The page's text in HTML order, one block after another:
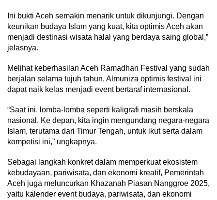
Ini bukti Aceh semakin menarik untuk dikunjungi. Dengan
keunikan budaya Islam yang kuat, kita optimis Aceh akan
menjadi destinasi wisata halal yang berdaya saing global,”
jelasnya.
Melihat keberhasilan Aceh Ramadhan Festival yang sudah
berjalan selama tujuh tahun, Almuniza optimis festival ini
dapat naik kelas menjadi event bertaraf internasional.
“Saat ini, lomba-lomba seperti kaligrafi masih berskala
nasional. Ke depan, kita ingin mengundang negara-negara
Islam, terutama dari Timur Tengah, untuk ikut serta dalam
kompetisi ini,” ungkapnya.
Sebagai langkah konkret dalam memperkuat ekosistem
kebudayaan, pariwisata, dan ekonomi kreatif, Pemerintah
Aceh juga meluncurkan Khazanah Piasan Nanggroe 2025,
yaitu kalender event budaya, pariwisata, dan ekonomi